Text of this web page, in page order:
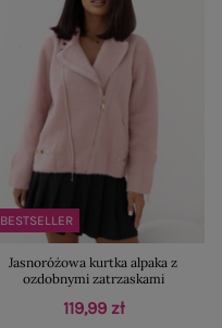
BESTSELLER
Jasnoróżowa kurtka alpaka z
ozdobnymi zatrzaskami
119,99 zł